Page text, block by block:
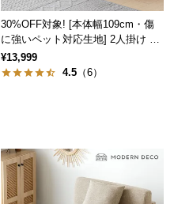
30%OFF対象! [本体幅109cm・傷
に強いペット対応生地] 2人掛け コ
ンパクトソファ ポケット付き
¥13,999
4.5 （6）